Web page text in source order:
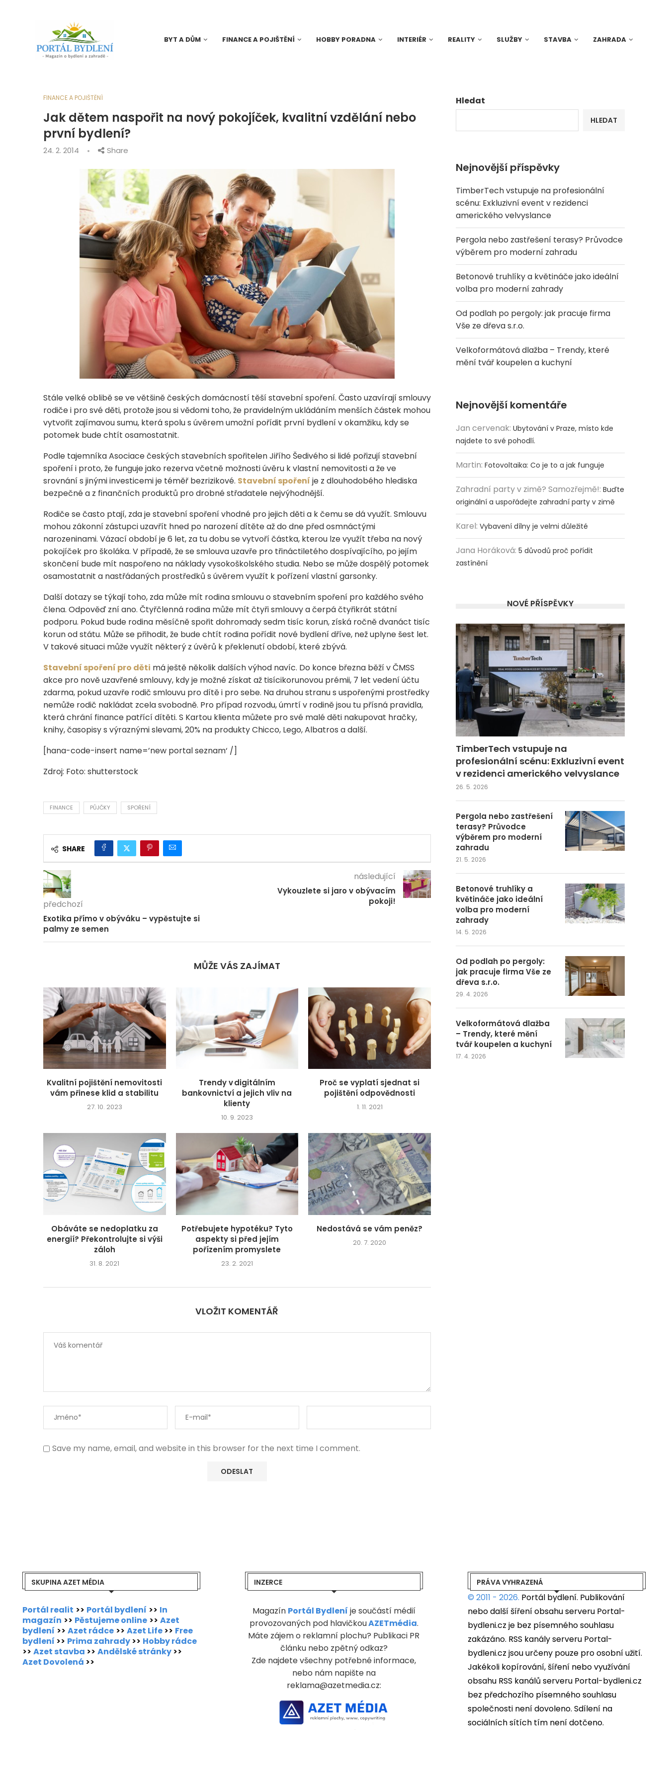
BYT A DŮM FINANCE A POJIŠTĚNÍ HOBBY PORADNA INTERIÉR REALITY SLUŽBY STAVBA ZAHRADA
FINANCE A POJIŠTĚNÍ
Jak dětem naspořit na nový pokojíček, kvalitní vzdělání nebo
první bydlení?
24. 2. 2014 Share
Stále velké oblibě se ve většině českých domácností těší stavební spoření. Často uzavírají smlouvy
rodiče i pro své děti, protože jsou si vědomi toho, že pravidelným ukládáním menších částek mohou
vytvořit zajímavou sumu, která spolu s úvěrem umožní pořídit první bydlení v okamžiku, kdy se
potomek bude chtít osamostatnit.
Podle tajemníka Asociace českých stavebních spořitelen Jiřího Šedivého si lidé pořizují stavební
spoření i proto, že funguje jako rezerva včetně možnosti úvěru k vlastní nemovitosti a že ve
srovnání s jinými investicemi je téměř bezrizikové. Stavební spoření je z dlouhodobého hlediska
bezpečné a z finančních produktů pro drobné střadatele nejvýhodnější.
Rodiče se často ptají, zda je stavební spoření vhodné pro jejich děti a k čemu se dá využít. Smlouvu
mohou zákonní zástupci uzavřít hned po narození dítěte až do dne před osmnáctými
narozeninami. Vázací období je 6 let, za tu dobu se vytvoří částka, kterou lze využít třeba na nový
pokojíček pro školáka. V případě, že se smlouva uzavře pro třináctiletého dospívajícího, po jejím
skončení bude mít naspořeno na náklady vysokoškolského studia. Nebo se může dospělý potomek
osamostatnit a nastřádaných prostředků s úvěrem využít k pořízení vlastní garsonky.
Další dotazy se týkají toho, zda může mít rodina smlouvu o stavebním spoření pro každého svého
člena. Odpověď zní ano. Čtyřčlenná rodina může mít čtyři smlouvy a čerpá čtyřikrát státní
podporu. Pokud bude rodina měsíčně spořit dohromady sedm tisíc korun, získá ročně dvanáct tisíc
korun od státu. Může se přihodit, že bude chtít rodina pořídit nové bydlení dříve, než uplyne šest let.
V takové situaci může využít některý z úvěrů k překlenutí období, které zbývá.
Stavební spoření pro děti má ještě několik dalších výhod navíc. Do konce března běží v ČMSS
akce pro nově uzavřené smlouvy, kdy je možné získat až tisícikorunovou prémii, 7 let vedení účtu
zdarma, pokud uzavře rodič smlouvu pro dítě i pro sebe. Na druhou stranu s uspořenými prostředky
nemůže rodič nakládat zcela svobodně. Pro případ rozvodu, úmrtí v rodině jsou tu přísná pravidla,
která chrání finance patřící dítěti. S Kartou klienta můžete pro své malé děti nakupovat hračky,
knihy, časopisy s výraznými slevami, 20% na produkty Chicco, Lego, Albatros a další.
[hana-code-insert name=’new portal seznam‘ /]
Zdroj: Foto: shutterstock
FINANCE PŮJČKY SPOŘENÍ
SHARE
předchozí
Exotika přímo v obýváku – vypěstujte si
palmy ze semen
následující
Vykouzlete si jaro v obývacím
pokoji!
MŮŽE VÁS ZAJÍMAT
Kvalitní pojištění nemovitosti
vám přinese klid a stabilitu
27. 10. 2023
Trendy v digitálním
bankovnictví a jejich vliv na
klienty
10. 9. 2023
Proč se vyplatí sjednat si
pojištění odpovědnosti
1. 11. 2021
Obáváte se nedoplatku za
energií? Překontrolujte si výši
záloh
31. 8. 2021
Potřebujete hypotéku? Tyto
aspekty si před jejím
pořízením promyslete
23. 2. 2021
Nedostává se vám peněz?
20. 7. 2020
VLOŽIT KOMENTÁŘ
Save my name, email, and website in this browser for the next time I comment.
Hledat
HLEDAT
Nejnovější příspěvky
TimberTech vstupuje na profesionální
scénu: Exkluzivní event v rezidenci
amerického velvyslance
Pergola nebo zastřešení terasy? Průvodce
výběrem pro moderní zahradu
Betonové truhlíky a květináče jako ideální
volba pro moderní zahrady
Od podlah po pergoly: jak pracuje firma
Vše ze dřeva s.r.o.
Velkoformátová dlažba – Trendy, které
mění tvář koupelen a kuchyní
Nejnovější komentáře
Jan cervenak: Ubytování v Praze, místo kde
najdete to své pohodlí.
Martin: Fotovoltaika: Co je to a jak funguje
Zahradní party v zimě? Samozřejmě!: Buďte
originální a uspořádejte zahradní party v zimě
Karel: Vybavení dílny je velmi důležité
Jana Horáková: 5 důvodů proč pořídit
zastínění
NOVÉ PŘÍSPĚVKY
TimberTech vstupuje na
profesionální scénu: Exkluzivní event
v rezidenci amerického velvyslance
26. 5. 2026
Pergola nebo zastřešení
terasy? Průvodce
výběrem pro moderní
zahradu
21. 5. 2026
Betonové truhlíky a
květináče jako ideální
volba pro moderní
zahrady
14. 5. 2026
Od podlah po pergoly:
jak pracuje firma Vše ze
dřeva s.r.o.
29. 4. 2026
Velkoformátová dlažba
– Trendy, které mění
tvář koupelen a kuchyní
17. 4. 2026
SKUPINA AZET MÉDIA
Portál realit >> Portál bydlení >> In
magazín >> Pěstujeme online >> Azet
bydlení >> Azet rádce >> Azet Life>> Free
bydlení >> Prima zahrady>> Hobby rádce
>> Azet stavba >> Andělské stránky>>
Azet Dovolená >>
INZERCE
Magazín Portál Bydlení je součástí médií
provozovaných pod hlavičkouAZETmédia.
Máte zájem o reklamní plochu? Publikaci PR
článku nebo zpětný odkaz?
Zde najdete všechny potřebné informace,
nebo nám napište na
reklama@azetmedia.cz:
PRÁVA VYHRAZENÁ
© 2011 - 2026. Portál bydlení. Publikování
nebo další šíření obsahu serveru Portal-
bydleni.cz je bez písemného souhlasu
zakázáno. RSS kanály serveru Portal-
bydleni.cz jsou určeny pouze pro osobní užití.
Jakékoli kopírování, šíření nebo využívání
obsahu RSS kanálů serveru Portal-bydleni.cz
bez předchozího písemného souhlasu
společnosti není dovoleno. Sdílení na
sociálních sítích tím není dotčeno.